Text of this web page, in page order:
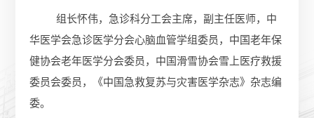
组长怀伟，急诊科分工会主席，副主任医师，中
华医学会急诊医学分会心脑血管学组委员，中国老年保
健协会老年医学分会委员，中国滑雪协会雪上医疗救援
委员会委员，《中国急救复苏与灾害医学杂志》杂志编
委。